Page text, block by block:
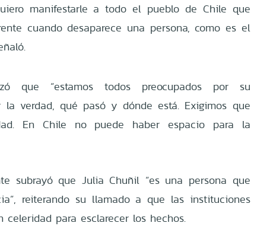
manifestarle a todo el pueblo de Chile que
cuando desaparece una persona, como es el
que “estamos todos preocupados por su
la verdad, qué pasó y dónde está. Exigimos que
En Chile no puede haber espacio para la
subrayó que Julia Chuñil “es una persona que
reiterando su llamado a que las instituciones
celeridad para esclarecer los hechos.